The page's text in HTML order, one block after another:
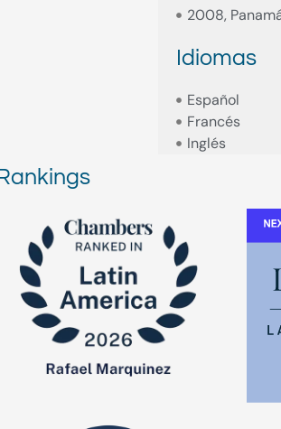
2008,
Idiomas
Español
Francés
Inglés